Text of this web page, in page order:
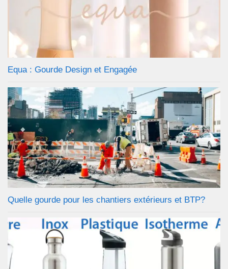
Equa : Gourde Design et Engagée
Quelle gourde pour les chantiers extérieurs et BTP?